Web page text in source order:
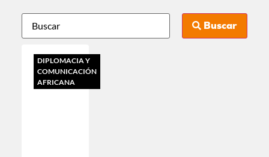
Buscar
DIPLOMACIA Y
COMUNICACIÓN
AFRICANA